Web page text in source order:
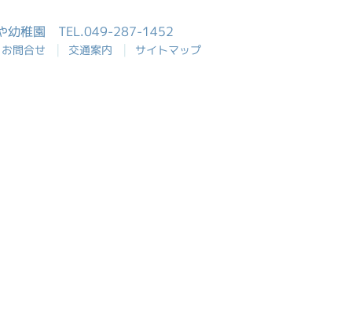
幼稚園 TEL.049-287-1452
お問合せ | 交通案内 | サイトマップ